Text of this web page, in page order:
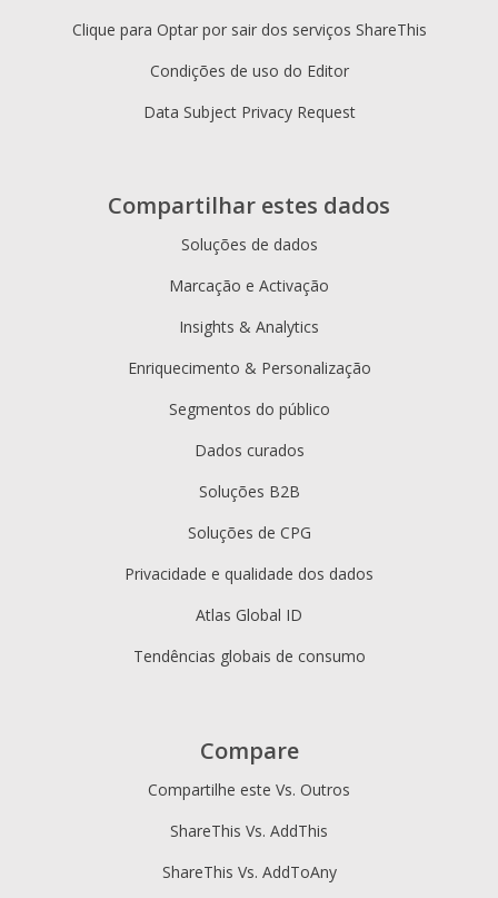
Compartilhar estes dados
Soluções de dados
Marcação e Activação
Insights & Analytics
Enriquecimento & Personalização
Segmentos do público
Dados curados
Soluções B2B
Soluções de CPG
Privacidade e qualidade dos dados
Atlas Global ID
Tendências globais de consumo
Clique para Optar por sair dos serviços ShareThis
Condições de uso do Editor
Data Subject Privacy Request
Compare
Compartilhe este Vs. Outros
ShareThis Vs. AddThis
ShareThis Vs. AddToAny